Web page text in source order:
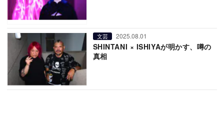
文芸 2025.08.01
SHINTANI × ISHIYAが明かす、噂の
真相